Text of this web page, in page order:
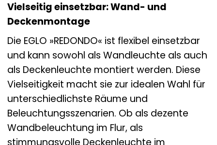
Vielseitig einsetzbar: Wand- und
Deckenmontage
Die EGLO »REDONDO« ist flexibel einsetzbar
und kann sowohl als Wandleuchte als auch
als Deckenleuchte montiert werden. Diese
Vielseitigkeit macht sie zur idealen Wahl für
unterschiedlichste Räume und
Beleuchtungsszenarien. Ob als dezente
Wandbeleuchtung im Flur, als
stimmungsvolle Deckenleuchte im